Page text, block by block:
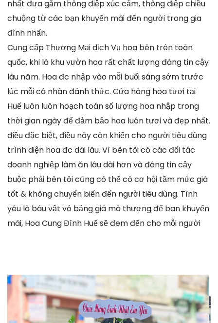
nhất đưa gắm thông điệp xúc cảm, thông điệp chiều
chuộng từ các bạn khuyến mãi đến người trong gia
đình nhấn.
Cung cấp Thương Mại dịch Vụ hoa bên trên toàn
quốc, khi là khu vườn hoa rất chất lượng đáng tin cậy
lâu năm. Hoa đc nhập vào mỗi buổi sáng sớm trước
lúc mỗi cá nhân đánh thức. Cửa hàng hoa tươi tại
Huế luôn luôn hoạch toán số lượng hoa nhập trong
thời gian ngày để đảm bảo hoa luôn tươi và đẹp nhất.
điều đặc biệt, điều này còn khiến cho người tiêu dùng
trình diện hoa đc dài lâu. Vì bên tôi có các đối tác
doanh nghiệp làm ăn lâu dài hơn và đáng tin cậy
buộc phải bên tôi cũng có thể có cơ hội tầm mức giá
tốt & không chuyển biến đến người tiêu dùng. Tình
yêu là báu vật vô bảng giá mà thượng đế ban khuyến
mãi, Hoa Cung Đình Huế sẽ đem đến cho mỗi người